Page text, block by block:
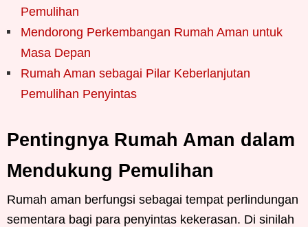
Pemulihan
Mendorong Perkembangan Rumah Aman untuk
Masa Depan
Rumah Aman sebagai Pilar Keberlanjutan
Pemulihan Penyintas
Pentingnya Rumah Aman dalam
Mendukung Pemulihan
Rumah aman berfungsi sebagai tempat perlindungan
sementara bagi para penyintas kekerasan. Di sinilah